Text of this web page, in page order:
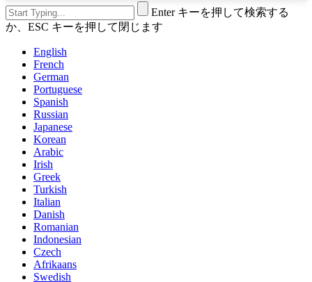
Enter キーを押して検索する
か、ESC キーを押して閉じます
English
French
German
Portuguese
Spanish
Russian
Japanese
Korean
Arabic
Irish
Greek
Turkish
Italian
Danish
Romanian
Indonesian
Czech
Afrikaans
Swedish